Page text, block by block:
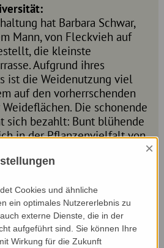
hat Barbara Schwar,
Mann, von Fleckvieh auf
die kleinste
Aufgrund ihres
ist die Weidenutzung viel
auf den vorherrschenden
Die schonende
sich bezahlt: Bunt blühende
in der Pflanzenvielfalt von
werden „from nose to tail“
eingekocht zu
und Hörner werden zu
Felle zeitweise gegerbt.
×
Cookies und ähnliche
ein optimales Nutzererlebnis zu
externe Dienste, die in der
aufgeführt sind. Sie können Ihre
Wirkung für die Zukunft